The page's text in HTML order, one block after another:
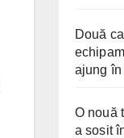
Două
ajung în
O nouă
a sosit